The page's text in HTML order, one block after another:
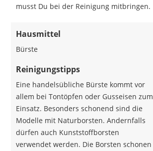
musst Du bei der Reinigung mitbringen.
Hausmittel
Bürste
Reinigungstipps
Eine handelsübliche Bürste kommt vor
allem bei Tontöpfen oder Gusseisen zum
Einsatz. Besonders schonend sind die
Modelle mit Naturborsten. Andernfalls
dürfen auch Kunststoffborsten
verwendet werden. Die Borsten schonen